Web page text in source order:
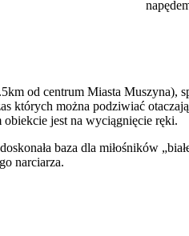
od centrum Miasta
można podziwiać
jest na wyciągnięcie ręki.
baza dla miłośników
narciarza.